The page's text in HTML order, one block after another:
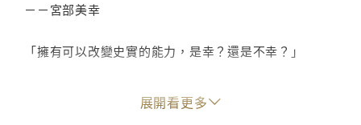
－－宮部美幸
「擁有可以改變史實的能力，是幸？還是不幸？」
如果沒有「二二六事件」，日本仍會發動慘酷的太平洋
展開看更多